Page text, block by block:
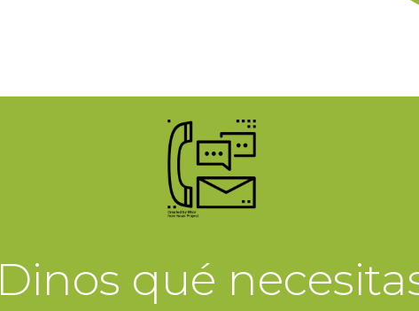
Dinos qué